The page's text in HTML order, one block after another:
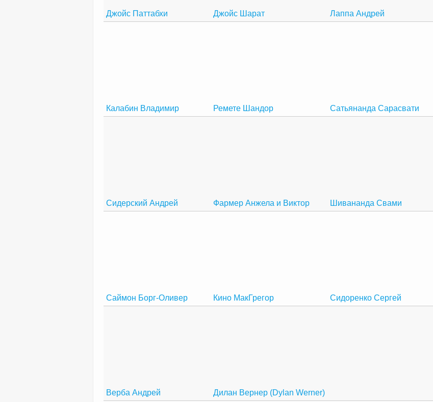
Джойс Паттабхи Джойс Шарат Лаппа Андрей
Калабин Владимир Ремете Шандор Сатьянанда Сарасвати
Сидерский Андрей Фармер Анжела и Виктор Шивананда Свами
Саймон Борг-Оливер Кино МакГрегор Сидоренко Сергей
Верба Андрей Дилан Вернер (Dylan Werner)